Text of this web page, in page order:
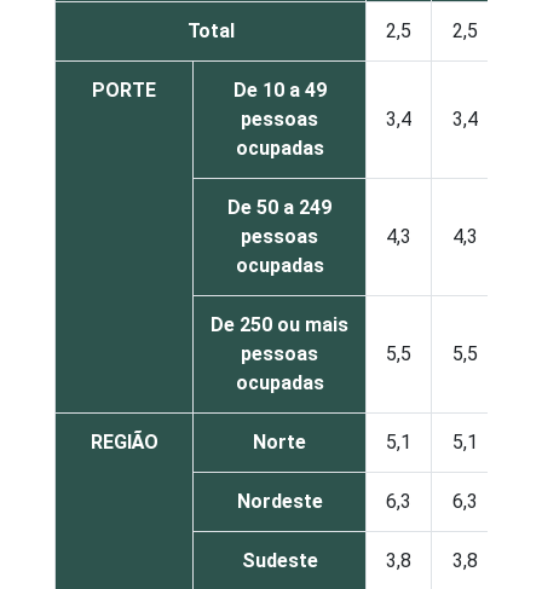
Total 2,5 2,5
PORTE
De 10 a 49
pessoas
ocupadas
3,4 3,4
De 50 a 249
pessoas
ocupadas
4,3 4,3
De 250 ou mais
pessoas
ocupadas
5,5 5,5
REGIÃO Norte 5,1 5,1
Nordeste 6,3 6,3
Sudeste 3,8 3,8